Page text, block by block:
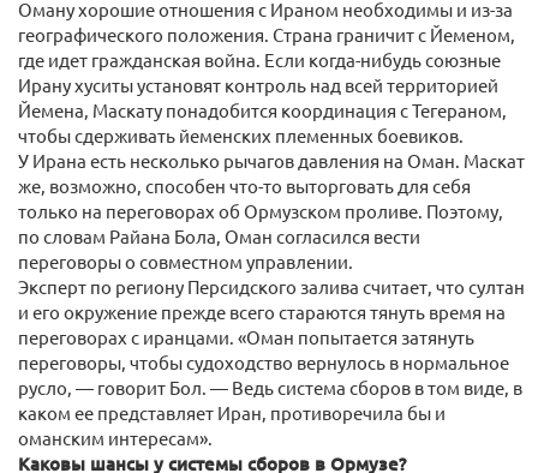
Оману хорошие отношения с Ираном необходимы и из-за
географического положения. Страна граничит с Йеменом,
где идет гражданская война. Если когда-нибудь союзные
Ирану хуситы установят контроль над всей территорией
Йемена, Маскату понадобится координация с Тегераном,
чтобы сдерживать йеменских племенных боевиков.
У Ирана есть несколько рычагов давления на Оман. Маскат
же, возможно, способен что-то выторговать для себя
только на переговорах об Ормузском проливе. Поэтому,
по словам Райана Бола, Оман согласился вести
переговоры о совместном управлении.
Эксперт по региону Персидского залива считает, что султан
и его окружение прежде всего стараются тянуть время на
переговорах с иранцами. «Оман попытается затянуть
переговоры, чтобы судоходство вернулось в нормальное
русло, — говорит Бол. — Ведь система сборов в том виде, в
каком ее представляет Иран, противоречила бы и
оманским интересам».
Каковы шансы у системы сборов в Ормузе?